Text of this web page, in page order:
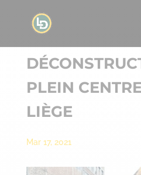
PLEIN
LIÈGE
Mar 17, 2021